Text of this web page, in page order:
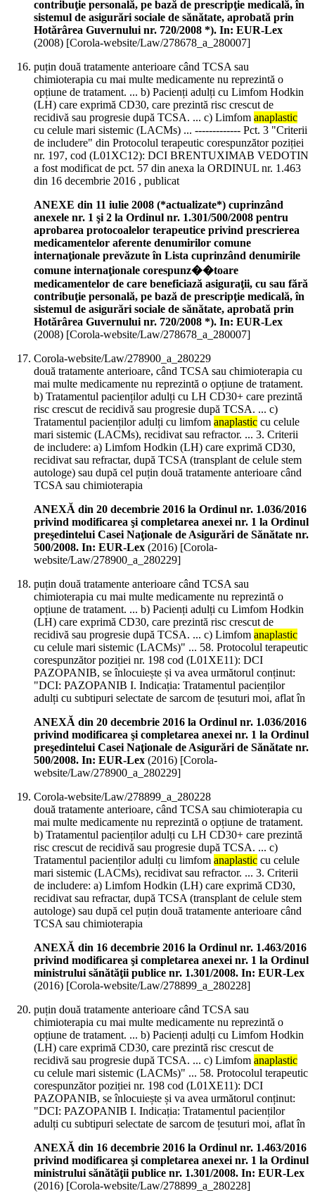
contribuţie personală, pe bază de prescripţie medicală, în
sistemul de asigurări sociale de sănătate, aprobată prin
Hotărârea Guvernului nr. 720/2008 *). In: EUR-Lex
(2008) [Corola-website/Law/278678_a_280007]
puțin două tratamente anterioare când TCSA sau
chimioterapia cu mai multe medicamente nu reprezintă o
opțiune de tratament. ... b) Pacienți adulți cu Limfom Hodkin
(LH) care exprimă CD30, care prezintă risc crescut de
recidivă sau progresie după TCSA. ... c) Limfom anaplastic
cu celule mari sistemic (LACMs) ... ------------- Pct. 3 "Criterii
de includere" din Protocolul terapeutic corespunzător poziției
nr. 197, cod (L01XC12): DCI BRENTUXIMAB VEDOTIN
a fost modificat de pct. 57 din anexa la ORDINUL nr. 1.463
din 16 decembrie 2016 , publicat
ANEXE din 11 iulie 2008 (*actualizate*) cuprinzând
anexele nr. 1 şi 2 la Ordinul nr. 1.301/500/2008 pentru
aprobarea protocoalelor terapeutice privind prescrierea
medicamentelor aferente denumirilor comune
internaţionale prevăzute în Lista cuprinzând denumirile
comune internaţionale corespunz��toare
medicamentelor de care beneficiază asiguraţii, cu sau fără
contribuţie personală, pe bază de prescripţie medicală, în
sistemul de asigurări sociale de sănătate, aprobată prin
Hotărârea Guvernului nr. 720/2008 *). In: EUR-Lex
(2008) [Corola-website/Law/278678_a_280007]
Corola-website/Law/278900_a_280229
două tratamente anterioare, când TCSA sau chimioterapia cu
mai multe medicamente nu reprezintă o opțiune de tratament.
b) Tratamentul pacienților adulți cu LH CD30+ care prezintă
risc crescut de recidivă sau progresie după TCSA. ... c)
Tratamentul pacienților adulți cu limfom anaplastic cu celule
mari sistemic (LACMs), recidivat sau refractor. ... 3. Criterii
de includere: a) Limfom Hodkin (LH) care exprimă CD30,
recidivat sau refractar, după TCSA (transplant de celule stem
autologe) sau după cel puțin două tratamente anterioare când
TCSA sau chimioterapia
ANEXĂ din 20 decembrie 2016 la Ordinul nr. 1.036/2016
privind modificarea şi completarea anexei nr. 1 la Ordinul
preşedintelui Casei Naţionale de Asigurări de Sănătate nr.
500/2008. In: EUR-Lex (2016) [Corola-
website/Law/278900_a_280229]
puțin două tratamente anterioare când TCSA sau
chimioterapia cu mai multe medicamente nu reprezintă o
opțiune de tratament. ... b) Pacienți adulți cu Limfom Hodkin
(LH) care exprimă CD30, care prezintă risc crescut de
recidivă sau progresie după TCSA. ... c) Limfom anaplastic
cu celule mari sistemic (LACMs)" ... 58. Protocolul terapeutic
corespunzător poziției nr. 198 cod (L01XE11): DCI
PAZOPANIB, se înlocuiește și va avea următorul conținut:
"DCI: PAZOPANIB I. Indicația: Tratamentul pacienților
adulți cu subtipuri selectate de sarcom de țesuturi moi, aflat în
ANEXĂ din 20 decembrie 2016 la Ordinul nr. 1.036/2016
privind modificarea şi completarea anexei nr. 1 la Ordinul
preşedintelui Casei Naţionale de Asigurări de Sănătate nr.
500/2008. In: EUR-Lex (2016) [Corola-
website/Law/278900_a_280229]
Corola-website/Law/278899_a_280228
două tratamente anterioare, când TCSA sau chimioterapia cu
mai multe medicamente nu reprezintă o opțiune de tratament.
b) Tratamentul pacienților adulți cu LH CD30+ care prezintă
risc crescut de recidivă sau progresie după TCSA. ... c)
Tratamentul pacienților adulți cu limfom anaplastic cu celule
mari sistemic (LACMs), recidivat sau refractor. ... 3. Criterii
de includere: a) Limfom Hodkin (LH) care exprimă CD30,
recidivat sau refractar, după TCSA (transplant de celule stem
autologe) sau după cel puțin două tratamente anterioare când
TCSA sau chimioterapia
ANEXĂ din 16 decembrie 2016 la Ordinul nr. 1.463/2016
privind modificarea şi completarea anexei nr. 1 la Ordinul
ministrului sănătăţii publice nr. 1.301/2008. In: EUR-Lex
(2016) [Corola-website/Law/278899_a_280228]
puțin două tratamente anterioare când TCSA sau
chimioterapia cu mai multe medicamente nu reprezintă o
opțiune de tratament. ... b) Pacienți adulți cu Limfom Hodkin
(LH) care exprimă CD30, care prezintă risc crescut de
recidivă sau progresie după TCSA. ... c) Limfom anaplastic
cu celule mari sistemic (LACMs)" ... 58. Protocolul terapeutic
corespunzător poziției nr. 198 cod (L01XE11): DCI
PAZOPANIB, se înlocuiește și va avea următorul conținut:
"DCI: PAZOPANIB I. Indicația: Tratamentul pacienților
adulți cu subtipuri selectate de sarcom de țesuturi moi, aflat în
ANEXĂ din 16 decembrie 2016 la Ordinul nr. 1.463/2016
privind modificarea şi completarea anexei nr. 1 la Ordinul
ministrului sănătăţii publice nr. 1.301/2008. In: EUR-Lex
(2016) [Corola-website/Law/278899_a_280228]